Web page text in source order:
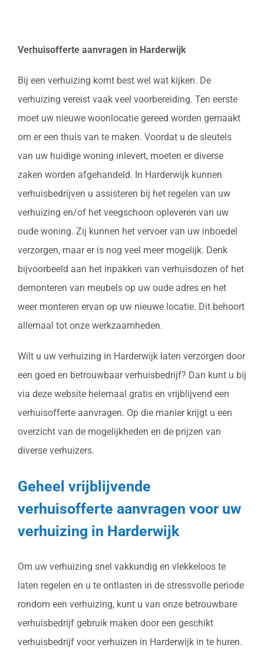
Verhuisofferte aanvragen in Harderwijk
Bij een verhuizing komt best wel wat kijken. De
verhuizing vereist vaak veel voorbereiding. Ten eerste
moet uw nieuwe woonlocatie gereed worden gemaakt
om er een thuis van te maken. Voordat u de sleutels
van uw huidige woning inlevert, moeten er diverse
zaken worden afgehandeld. In Harderwijk kunnen
verhuisbedrijven u assisteren bij het regelen van uw
verhuizing en/of het veegschoon opleveren van uw
oude woning. Zij kunnen het vervoer van uw inboedel
verzorgen, maar er is nog veel meer mogelijk. Denk
bijvoorbeeld aan het inpakken van verhuisdozen of het
demonteren van meubels op uw oude adres en het
weer monteren ervan op uw nieuwe locatie. Dit behoort
allemaal tot onze werkzaamheden.
Wilt u uw verhuizing in Harderwijk laten verzorgen door
een goed en betrouwbaar verhuisbedrijf? Dan kunt u bij
via deze website helemaal gratis en vrijblijvend een
verhuisofferte aanvragen. Op die manier krijgt u een
overzicht van de mogelijkheden en de prijzen van
diverse verhuizers.
Geheel vrijblijvende
verhuisofferte aanvragen voor uw
verhuizing in Harderwijk
Om uw verhuizing snel vakkundig en vlekkeloos te
laten regelen en u te ontlasten in de stressvolle periode
rondom een verhuizing, kunt u van onze betrouwbare
verhuisbedrijf gebruik maken door een geschikt
verhuisbedrijf voor verhuizen in Harderwijk in te huren.